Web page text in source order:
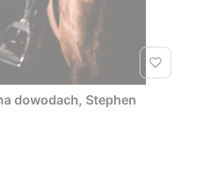
dowodach, Stephen